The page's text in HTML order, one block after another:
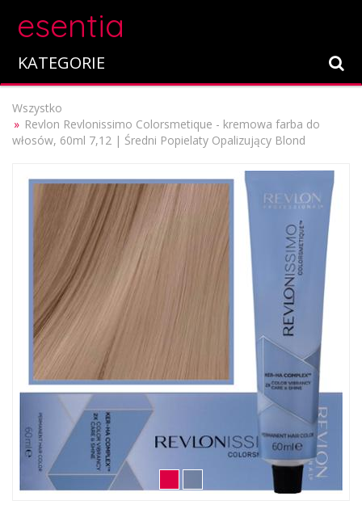
esentia
KATEGORIE
Wszystko
Revlon Revlonissimo Colorsmetique - kremowa farba do
włosów, 60ml 7,12 | Średni Popielaty Opalizujący Blond